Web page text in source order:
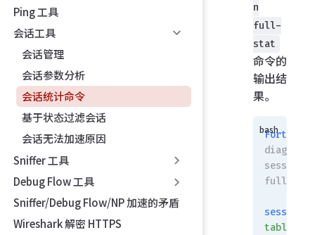
Ping 工具
会话工具
会话管理
会话参数分析
会话统计命令
基于状态过滤会话
会话无法加速原因
Sniffer 工具
Debug Flow 工具
Sniffer/Debug Flow/NP 加速的矛盾
Wireshark 解密 HTTPS
n
full-
stat
命令的
输出结
果。
FortiGate
diagnose
session
full-stat
session
table: